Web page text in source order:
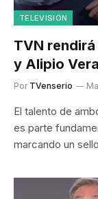
TELEVISIÓN
TVN
y Alipio
Por TVenserio
El talento de
es parte
marcando un